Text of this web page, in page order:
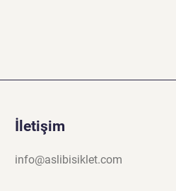
İletişim
info@aslibisiklet.com